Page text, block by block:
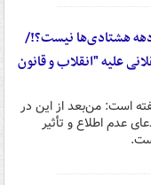
دهه هشتادی‌ها نیست؟!/
علیه "انقلاب و قانون
است: من‌بعد از این در
عدم اطلاع و تأثیر